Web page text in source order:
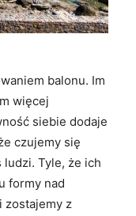
balonu. Im
więcej
siebie dodaje
czujemy się
ludzi. Tyle, że ich
formy nad
zostajemy z